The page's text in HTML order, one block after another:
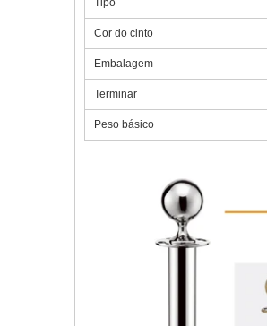
Tipo
Cor do cinto
Embalagem
Terminar
Peso básico